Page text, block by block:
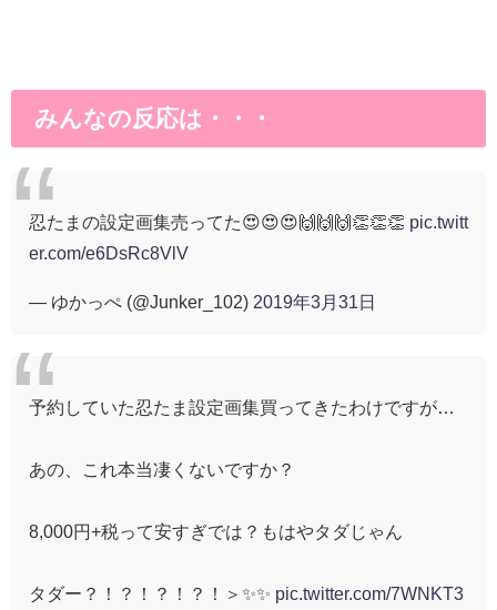
みんなの反応は・・・
忍たまの設定画集売ってた😍😍😍🙌🙌🙌👏👏👏 pic.twitt
er.com/e6DsRc8VlV
— ゆかっぺ (@Junker_102) 2019年3月31日
予約していた忍たま設定画集買ってきたわけですが…
あの、これ本当凄くないですか？
8,000円+税って安すぎでは？もはやタダじゃん
タダー？！？！？！？！＞✨✨ pic.twitter.com/7WNKT3